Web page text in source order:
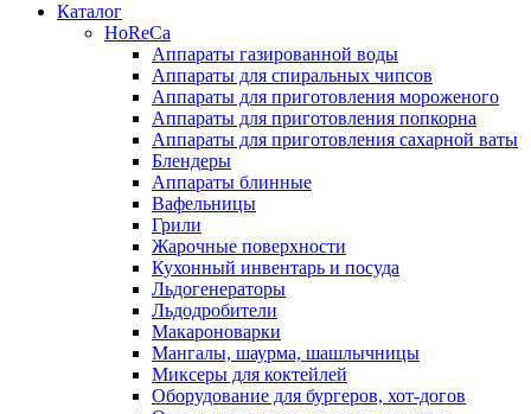
Каталог
HoReCa
Аппараты газированной воды
Аппараты для спиральных чипсов
Аппараты для приготовления мороженого
Аппараты для приготовления попкорна
Аппараты для приготовления сахарной ваты
Блендеры
Аппараты блинные
Вафельницы
Грили
Жарочные поверхности
Кухонный инвентарь и посуда
Льдогенераторы
Льдодробители
Макароноварки
Мангалы, шаурма, шашлычницы
Миксеры для коктейлей
Оборудование для бургеров, хот-догов